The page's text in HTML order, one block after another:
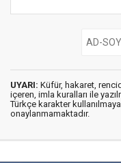
UYARI: Küfür, hakaret,
içeren, imla kuralları ile
Türkçe karakter
onaylanmamaktadır.